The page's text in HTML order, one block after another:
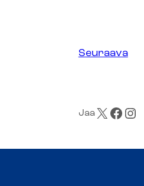
Seuraava
JaaX Facebook Instagram